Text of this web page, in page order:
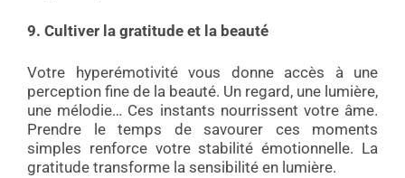
9. Cultiver la gratitude et la beauté
Votre hyperémotivité vous donne accès à une
perception fine de la beauté. Un regard, une lumière,
une mélodie… Ces instants nourrissent votre âme.
Prendre le temps de savourer ces moments
simples renforce votre stabilité émotionnelle. La
gratitude transforme la sensibilité en lumière.